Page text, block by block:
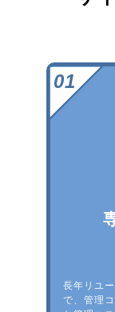
長年リユ
で、管理